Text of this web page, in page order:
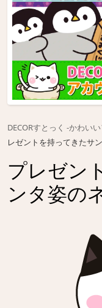
DECORすとっく -かわい
レゼントを持ってきたサ
プレゼン
ンタ姿の